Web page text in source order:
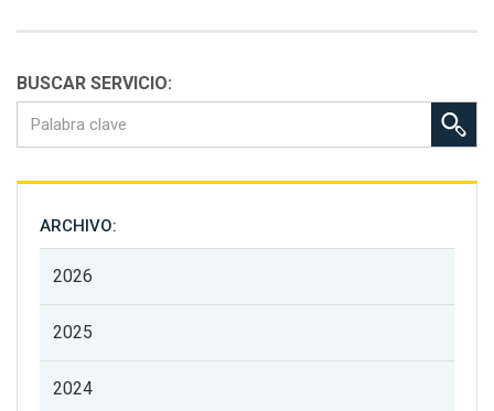
BUSCAR SERVICIO:
ARCHIVO:
2026
2025
2024